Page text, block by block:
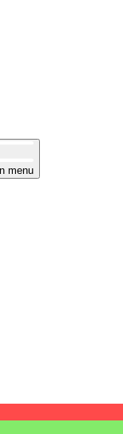
menu